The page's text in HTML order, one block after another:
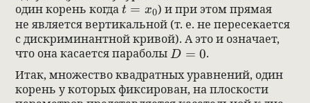
один корень когдаt=x_0
t = x0) и при этом прямая
не явля­ется вер­ти­каль­ной (т. е. не пере­се­ка­ется
с дис­кри­ми­нант­ной кри­вой). А это и озна­чает,
что она каса­ется пара­болы D=0
D = 0.
Итак, множе­ство квад­рат­ных урав­не­ний, один
корень у кото­рых фик­си­ро­ван, на плос­ко­сти